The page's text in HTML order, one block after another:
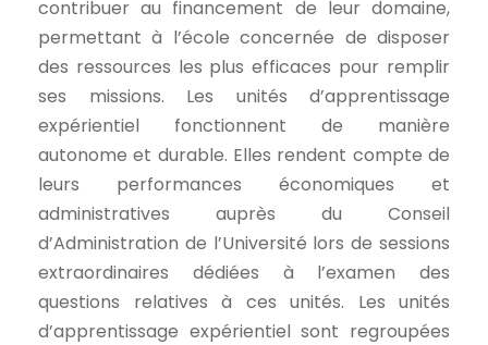
contribuer au financement de leur domaine,
permettant à l’école concernée de disposer
des ressources les plus efficaces pour remplir
ses missions. Les unités d’apprentissage
expérientiel fonctionnent de manière
autonome et durable. Elles rendent compte de
leurs performances économiques et
administratives auprès du Conseil
d’Administration de l’Université lors de sessions
extraordinaires dédiées à l’examen des
questions relatives à ces unités. Les unités
d’apprentissage expérientiel sont regroupées